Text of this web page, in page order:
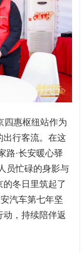
四惠枢纽站作为
出行客流。在这
路·长安暖心驿
员忙碌的身影与
冬日里筑起了
汽车第七年坚
，持续陪伴返